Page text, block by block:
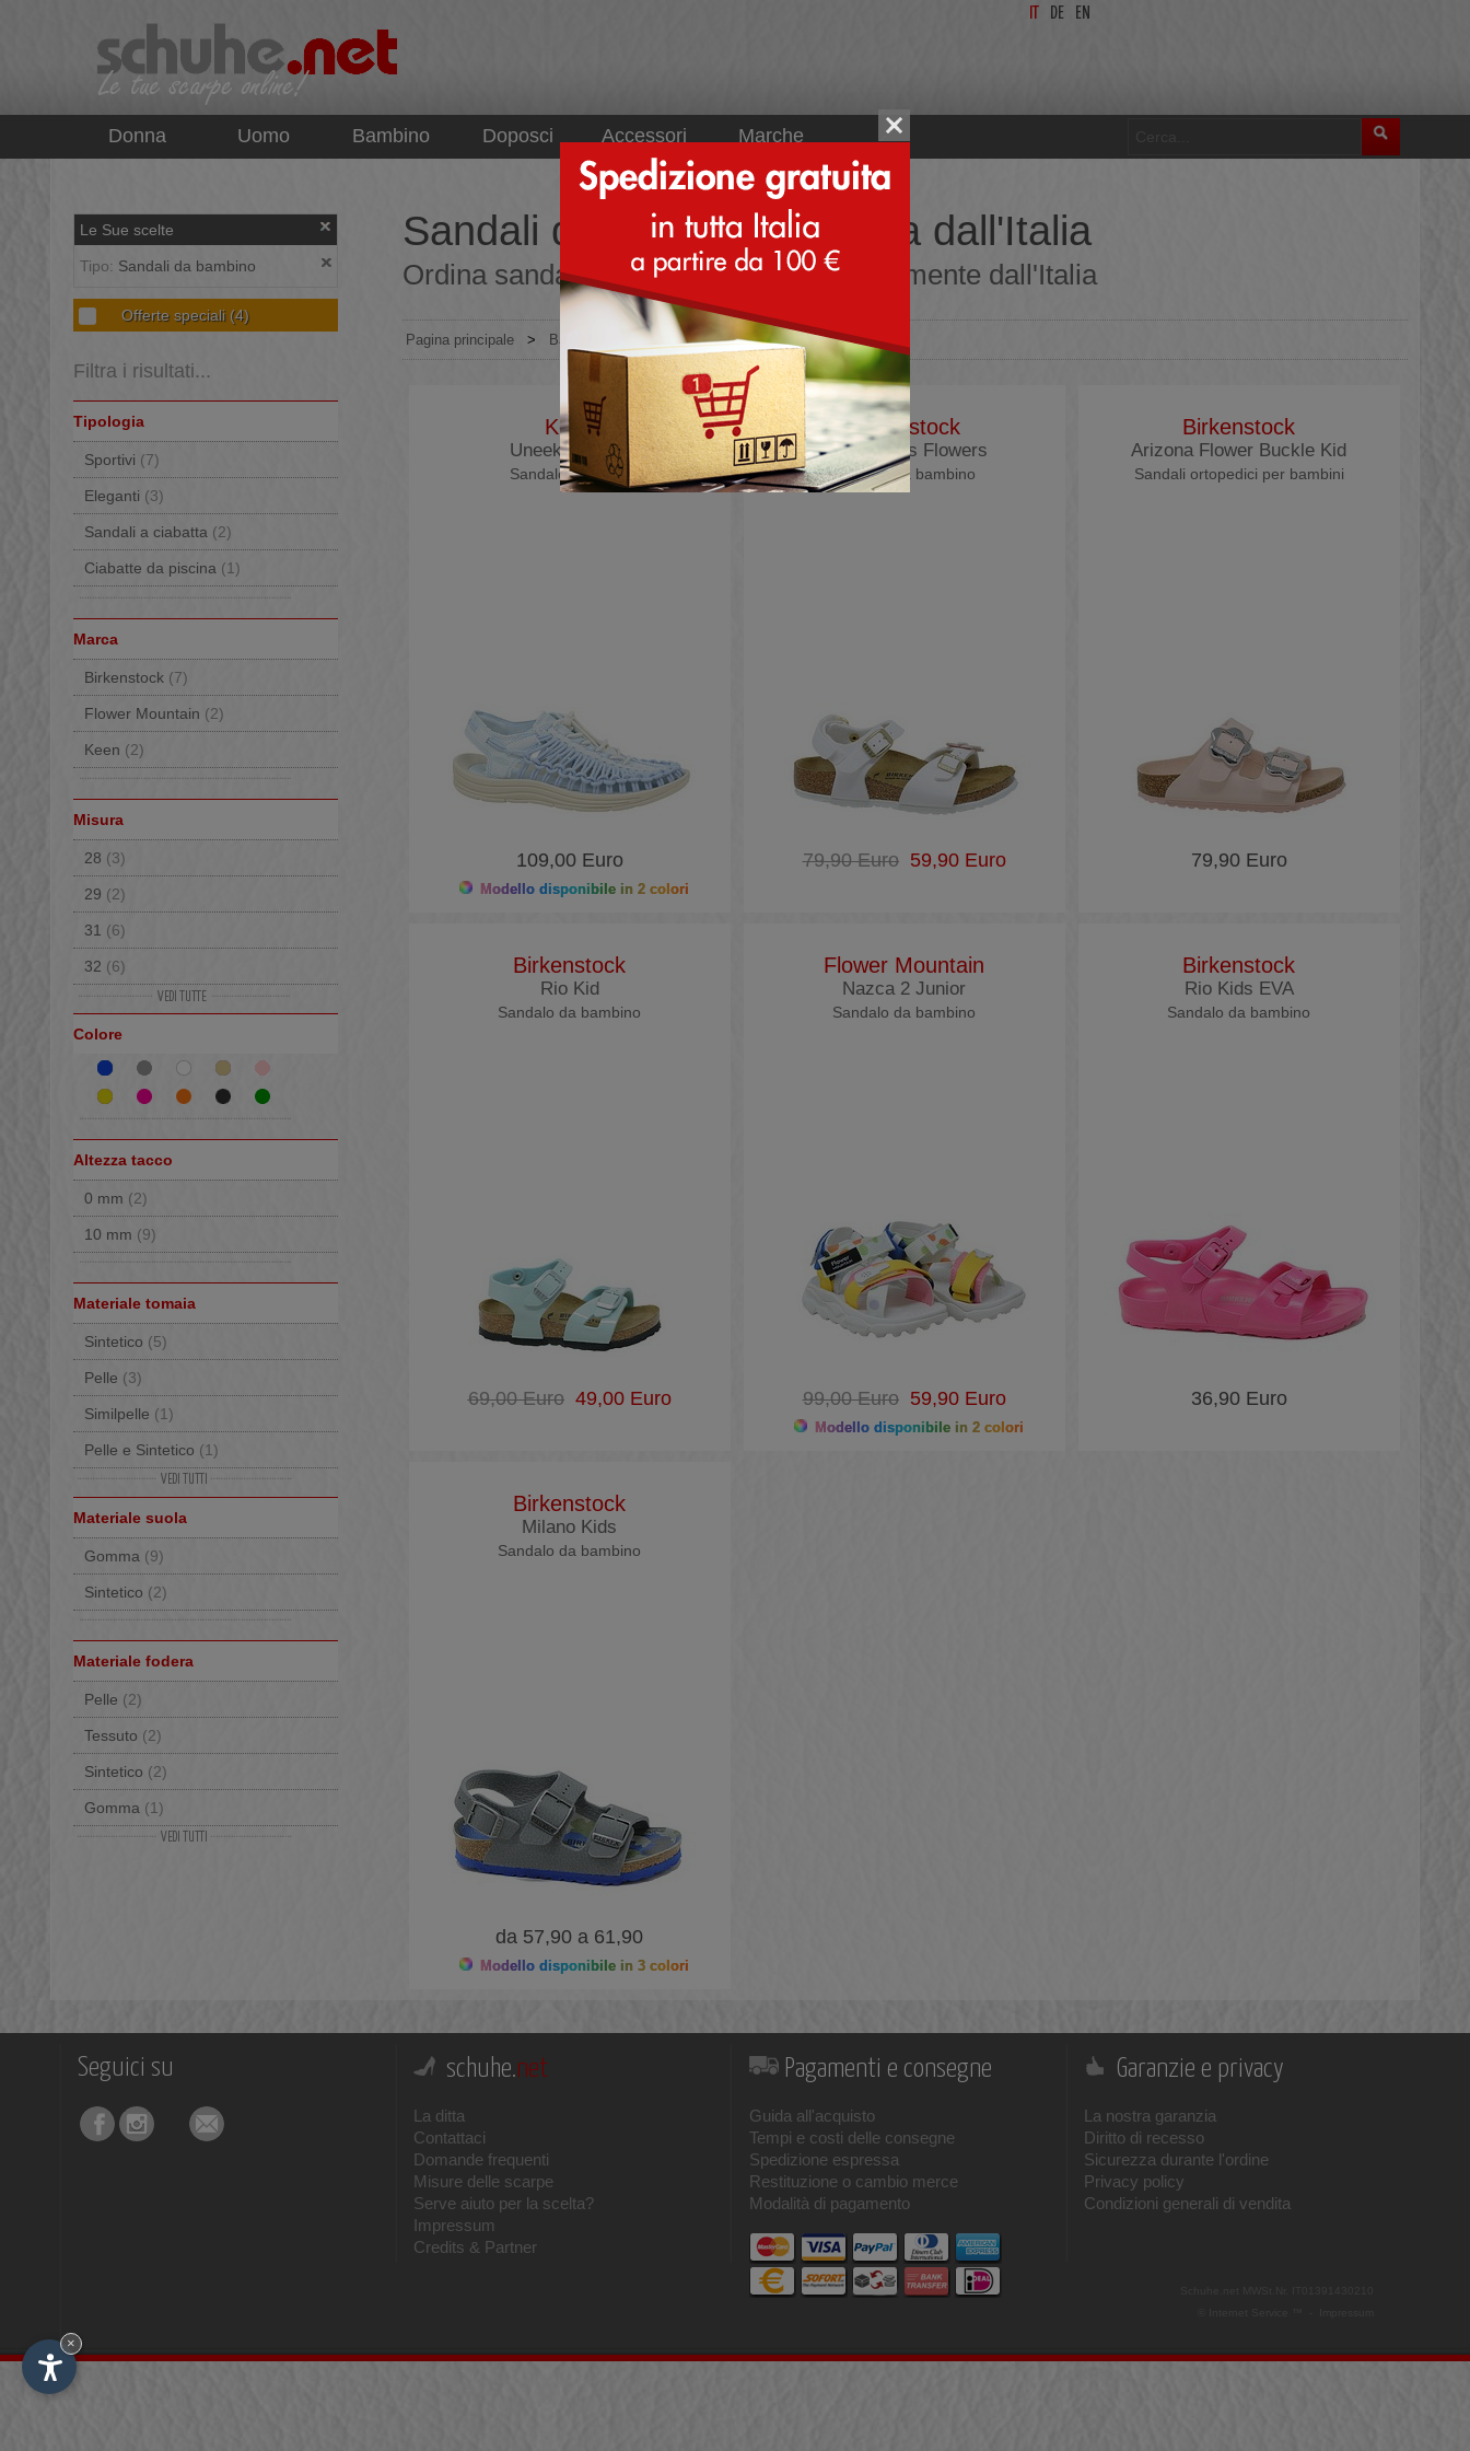
DE EN
Donna Uomo Bambino Doposci Accessori Marche
Le Sue scelte
Tipo: Sandali da bambino
Offerte speciali (4)
Filtra i risultati...
Tipologia
Sportivi (7)
Eleganti (3)
Sandali a ciabatta (2)
Ciabatte da piscina (1)
Marca
Birkenstock (7)
Flower Mountain (2)
Keen (2)
Misura
28 (3)
29 (2)
31 (6)
32 (6)
33(3)
34(2)
35(1)
38(3)
39(1)
41(1)
Colore
Altezza tacco
0 mm (2)
10 mm (9)
Materiale tomaia
Sintetico (5)
Pelle (3)
Similpelle (1)
Pelle e Sintetico (1)
(1)
Materiale suola
Gomma (9)
Sintetico (2)
Materiale fodera
Pelle (2)
Tessuto (2)
Sintetico (2)
Gomma (1)
(1)
Sandali da bambino - ordina dall'Italia
Ordina sandali da bambino online direttamente dall'Italia
Pagina principale > Bambino Sandali
Keen
Uneek Canvas
Sandalo Trekking
109,00 Euro
Modello disponibile in 2 colori
Birkenstock
Rio HL Kids Flowers
Sandalo da bambino
79,90 Euro59,90 Euro
Birkenstock
Arizona Flower Buckle Kid
Sandali ortopedici per bambini
79,90 Euro
Birkenstock
Rio Kid
Sandalo da bambino
69,00 Euro49,00 Euro
Flower Mountain
Nazca 2 Junior
Sandalo da bambino
99,00 Euro59,90 Euro
Modello disponibile in 2 colori
Birkenstock
Rio Kids EVA
Sandalo da bambino
36,90 Euro
Birkenstock
Milano Kids
Sandalo da bambino
da 57,90 a 61,90
Modello disponibile in 3 colori
Seguici su schuhe.net
La ditta
Contattaci
Domande frequenti
Misure delle scarpe
Serve aiuto per la scelta?
Impressum
Credits & Partner
Pagamenti e consegne
Guida all'acquisto
Tempi e costi delle consegne
Spedizione espressa
Restituzione o cambio merce
Modalità di pagamento
Garanzie e privacy
La nostra garanzia
Diritto di recesso
Sicurezza durante l'ordine
Privacy policy
Condizioni generali di vendita
×